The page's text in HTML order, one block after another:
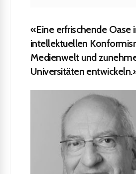
«Eine erfrischende Oase
intellektuellen
Medienwelt und
Universitäten